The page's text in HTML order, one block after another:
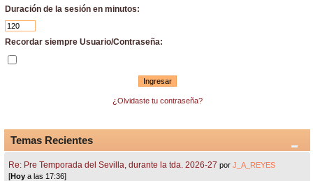
Duración de la sesión en minutos:
Recordar siempre Usuario/Contraseña:
¿Olvidaste tu contraseña?
Temas Recientes
Re: Pre Temporada del Sevilla, durante la tda. 2026-27 porJ_A_REYES
[Hoy a las 17:36]